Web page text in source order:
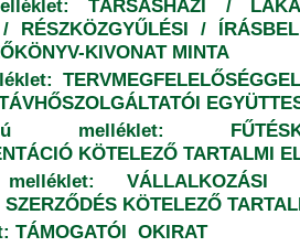
TÁRSASHÁZI /
RÉSZKÖZGYŰLÉSI /
KIVONAT MINTA
KÖTELEZŐ TARTALMI
VÁLLALKOZÁSI /
KÖTELEZŐ
TÁMOGATÓI OKIRAT